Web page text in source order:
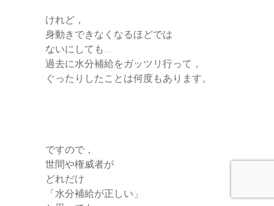
けれど，
身動きできなくなるほどでは
ないにしても…
過去に水分補給をガッツリ行って，
ぐったりしたことは何度もあります。
ですので，
世間や権威者が
どれだけ
「水分補給が正しい」